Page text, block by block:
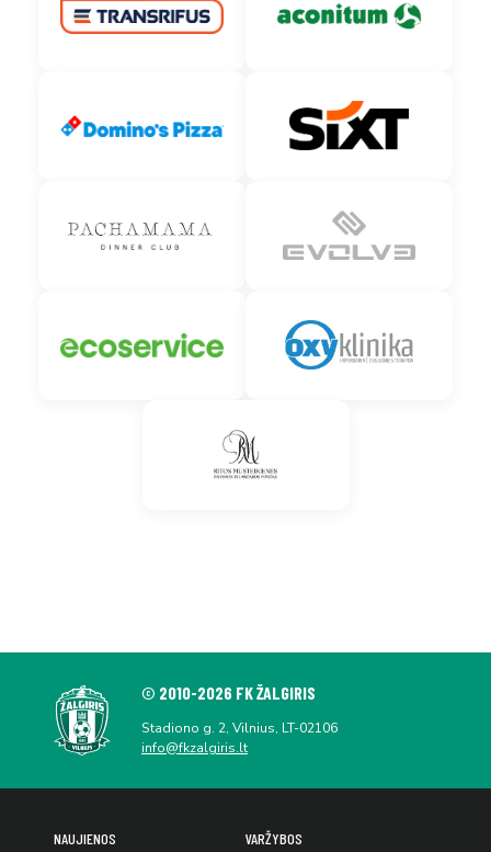
© 2010-2026 FK ŽALGIRIS
Stadiono g. 2, Vilnius, LT-02106
info@fkzalgiris.lt
NAUJIENOS VARŽYBOS